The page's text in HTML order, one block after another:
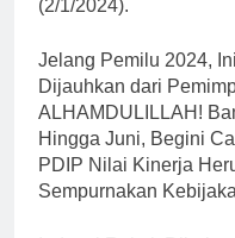
(2/1/2024).
Jelang Pemilu 2024,
Dijauhkan dari
ALHAMDULILLAH!
Hingga Juni, Begini
PDIP Nilai Kinerja
Sempurnakan